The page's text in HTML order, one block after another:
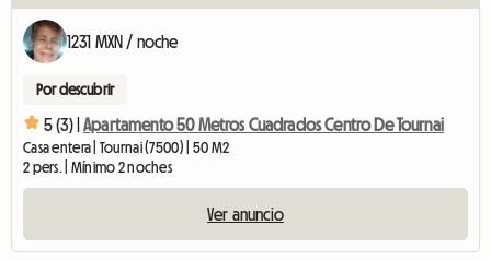
1231 MXN / noche
Por descubrir
5 (3) | Apartamento 50 Metros Cuadrados Centro De Tournai
Casa entera | Tournai (7500) | 50 M2
2 pers. | Mínimo 2 noches
Ver anuncio